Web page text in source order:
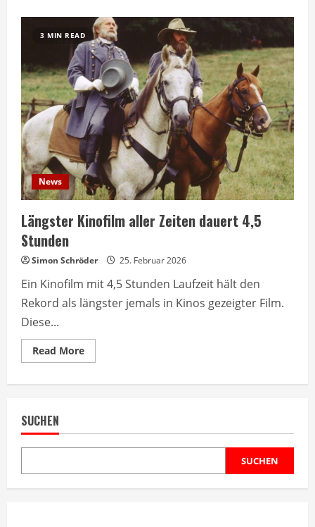
zeigt
Roadmovie
über
serbische
Schwangere
auf
der
Suche
3 MIN READ
News
Längster Kinofilm aller Zeiten dauert 4,5
Stunden
Simon Schröder 25. Februar 2026
Ein Kinofilm mit 4,5 Stunden Laufzeit hält den
Rekord als längster jemals in Kinos gezeigter Film.
Diese...
Read MoreRead
more
Stunden
SUCHEN
SUCHEN